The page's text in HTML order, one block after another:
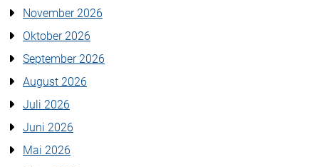
November 2026
Oktober 2026
September 2026
August 2026
Juli 2026
Juni 2026
Mai 2026